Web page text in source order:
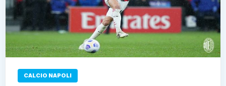
CALCIO NAPOLI